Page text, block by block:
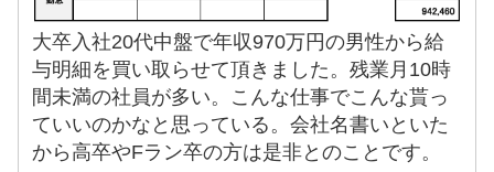
大卒入社20代中盤で年収970万円の男性から給
与明細を買い取らせて頂きました。残業月10時
間未満の社員が多い。こんな仕事でこんな貰っ
ていいのかなと思っている。会社名書いといた
から高卒やFラン卒の方は是非とのことです。